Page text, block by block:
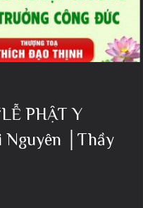
PHẬT Y
Nguyên │Thầy